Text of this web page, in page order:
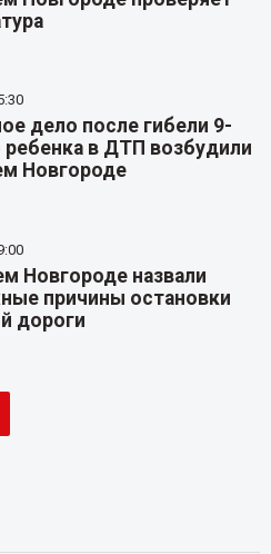
дело после гибели 9-
ребенка в ДТП возбудили
Новгороде
Новгороде назвали
причины остановки
дороги